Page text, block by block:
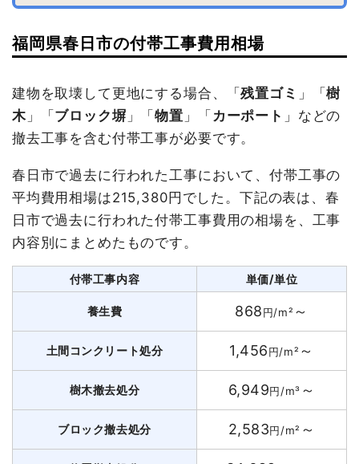
福岡県春日市の付帯工事費用相場
建物を取壊して更地にする場合、「残置ゴミ 」「樹
木」「 ブロック塀 」「物置 」「 カーポート 」などの
撤去工事を含む付帯工事が必要です。
春日市で過去に行われた工事において、付帯工事の
平均費用相場は215,380円でした。下記の表は、春
日市で過去に行われた付帯工事費用の相場を、工事
内容別にまとめたものです。
付帯工事内容 単価/単位
養生費 868円/m² ～
土間コンクリート処分 1,456円/m² ～
樹木撤去処分 6,949円/m³ ～
ブロック撤去処分 2,583円/m² ～